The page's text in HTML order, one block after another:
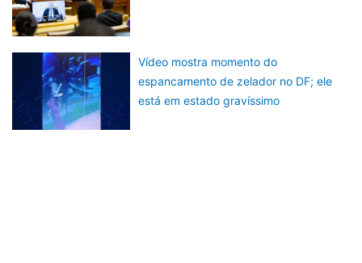
Vídeo mostra momento do
espancamento de zelador no DF; ele
está em estado gravíssimo